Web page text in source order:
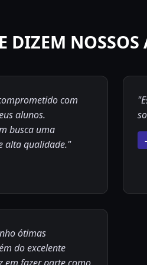
DIZEM NOSSOS
com
alunos.
busca uma
alta qualidade."
ótimas
do excelente